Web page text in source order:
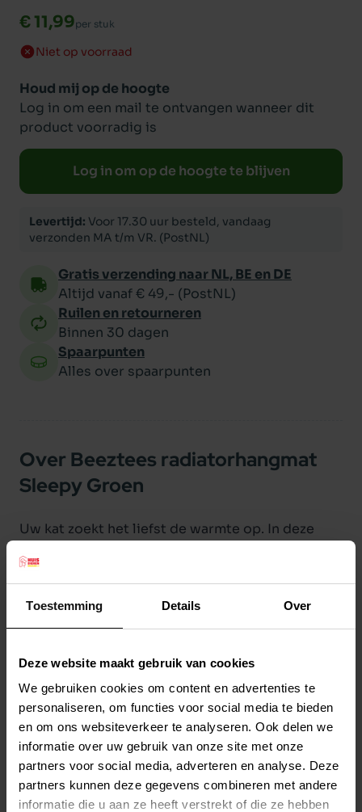
Toestemming Details Over
Deze website maakt gebruik van cookies
We gebruiken cookies om content en advertenties te
personaliseren, om functies voor social media te bieden
en om ons websiteverkeer te analyseren. Ook delen we
informatie over uw gebruik van onze site met onze
partners voor social media, adverteren en analyse. Deze
partners kunnen deze gegevens combineren met andere
informatie die u aan ze heeft verstrekt of die ze hebben
€ 11,99per stuk
Niet op voorraad
Houd mij op de hoogte
Log in om een mail te ontvangen wanneer dit
product voorradig is
Log in om op de hoogte te blijven
Levertijd: Voor 17.30 uur besteld, vandaag
verzonden MA t/m VR. (PostNL)
Gratis verzending naar NL, BE en DE
Altijd vanaf € 49,- (PostNL)
Ruilen en retourneren
Binnen 30 dagen
Spaarpunten
Alles over spaarpunten
Over Beeztees radiatorhangmat
Sleepy Groen
Uw kat zoekt het liefst de warmte op. In deze
Kleur: groen.
Afmeting: 46 X 31 X 24 cm.
Productspecificaties
Stel uw bestelherinnering in:(2 weken)
2 weken
Elke
4 weken
Elke
6 weken